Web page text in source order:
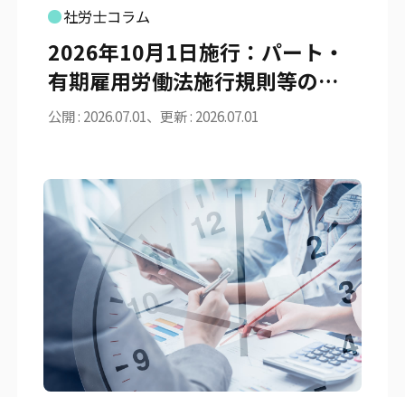
社労士コラム
2026年10月1日施行：パート・
有期雇用労働法施行規則等の改
正と同一労働同一賃金ガイドラ
公開 : 2026.07.01、更新 : 2026.07.01